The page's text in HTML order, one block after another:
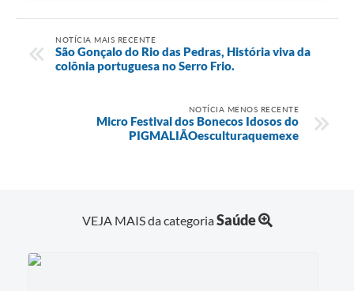
NOTÍCIA MAIS RECENTE
São Gonçalo do Rio das Pedras, História viva da
colônia portuguesa no Serro Frio.
NOTÍCIA MENOS RECENTE
Micro Festival dos Bonecos Idosos do
PIGMALIÃOesculturaquemexe
VEJA MAIS da categoriaSaúde